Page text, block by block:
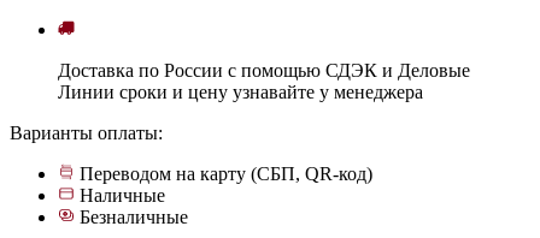
Доставка по России с помощью СДЭК и Деловые
Линии сроки и цену узнавайте у менеджера
Варианты оплаты:
Переводом на карту (СБП, QR-код)
Наличные
Безналичные